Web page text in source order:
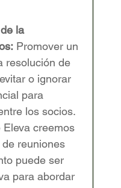
la
Promover un
resolución de
o ignorar
para
los socios.
Eleva creemos
reuniones
puede ser
para abordar